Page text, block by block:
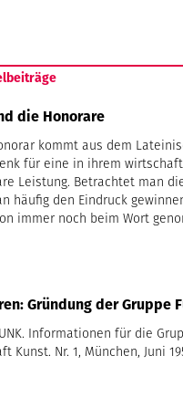
die Honorare
kommt aus dem
für eine in ihrem
Leistung. Betrachtet man
häufig den Eindruck
immer noch beim Wort
Gründung der Gruppe
Informationen für die
Kunst. Nr. 1, München, Juni